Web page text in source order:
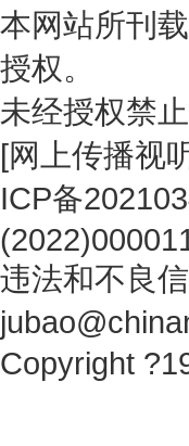
本网站所刊
授权。
未经授权禁
[网上传播视
ICP备
违法和不良
Copyright